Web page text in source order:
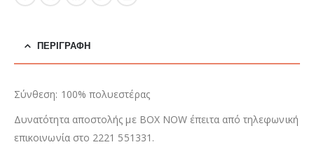
ΠΕΡΙΓΡΑΦΉ
Σύνθεση: 100% πολυεστέρας
Δυνατότητα αποστολής με BOX NOW έπειτα από τηλεφωνική
επικοινωνία στο 2221 551331.